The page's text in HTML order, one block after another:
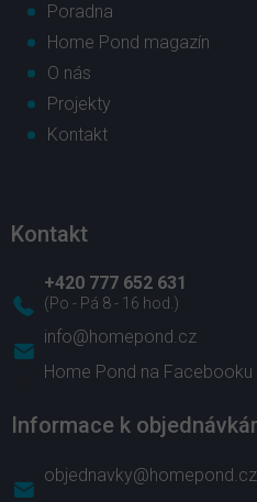
Poradna
Home Pond magazín
O nás
Projekty
Kontakt
Kontakt
info@homepond.cz
+420 777 652 631
Home Pond na Facebooku
Informace k
objednavky@homepond.cz